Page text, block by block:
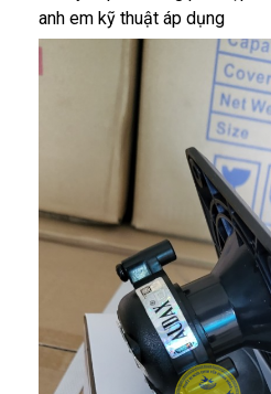
anh em kỹ thuật áp dụng